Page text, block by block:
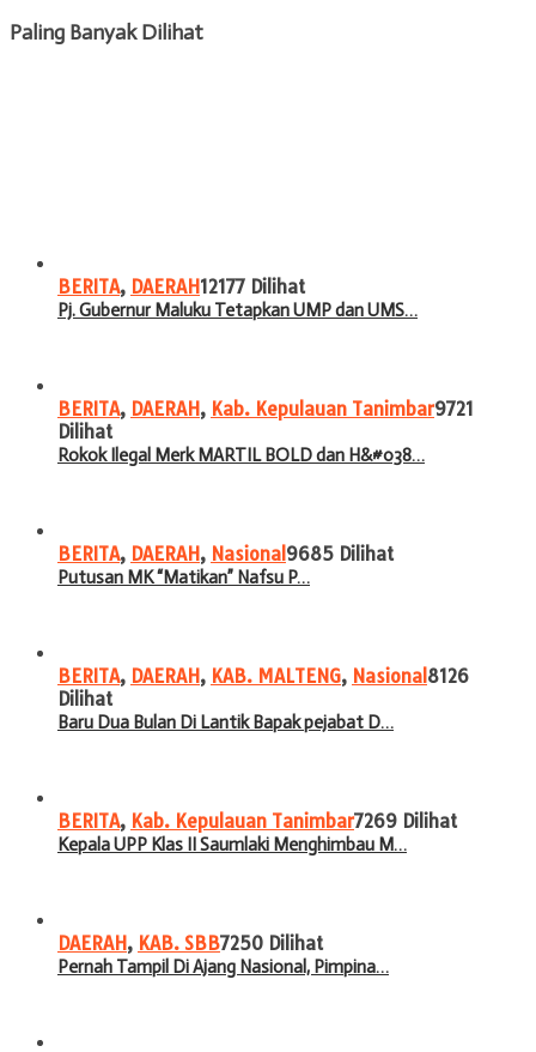
Paling Banyak Dilihat
BERITA, DAERAH12177 Dilihat
Pj. Gubernur Maluku Tetapkan UMP dan UMS…
BERITA, DAERAH, Kab. Kepulauan Tanimbar9721
Dilihat
Rokok Ilegal Merk MARTIL BOLD dan H&#038…
BERITA, DAERAH, Nasional 9685 Dilihat
Putusan MK “Matikan” Nafsu P…
BERITA, DAERAH, KAB. MALTENG, Nasional 8126
Dilihat
Baru Dua Bulan Di Lantik Bapak pejabat D…
BERITA, Kab. Kepulauan Tanimbar7269 Dilihat
Kepala UPP Klas II Saumlaki Menghimbau M…
DAERAH, KAB. SBB7250 Dilihat
Pernah Tampil Di Ajang Nasional, Pimpina…